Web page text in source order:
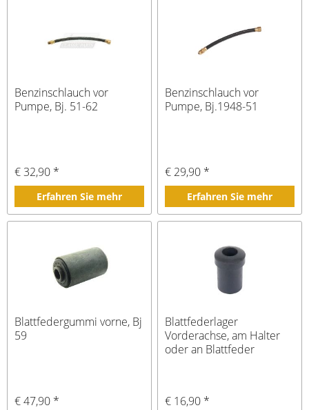
Benzinschlauch vor
Pumpe, Bj. 51-62
€ 32,90 *
Erfahren Sie mehr
Benzinschlauch vor
Pumpe, Bj.1948-51
€ 29,90 *
Erfahren Sie mehr
Blattfedergummi vorne, Bj
59
€ 47,90 *
Blattfederlager
Vorderachse, am Halter
oder an Blattfeder
€ 16,90 *